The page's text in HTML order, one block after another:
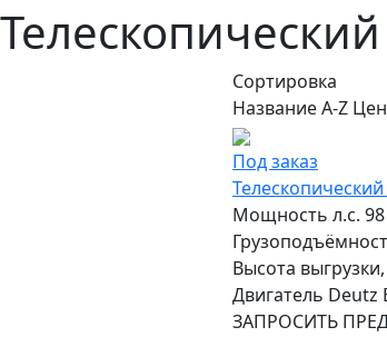
Сортировка
Название A-Z
Под заказ
Мощность л.с. 98
Высота
Двигатель Deutz
ЗАПРОСИТЬ